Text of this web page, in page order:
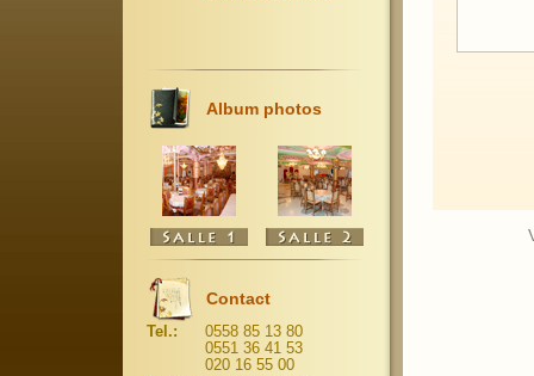
Album photos
Contact
Tel.:
0558 85 13 80
0551 36 41 53
020 16 55 00